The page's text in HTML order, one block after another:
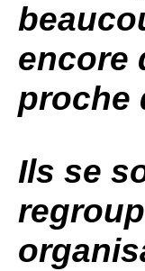
encore
proche
Ils se